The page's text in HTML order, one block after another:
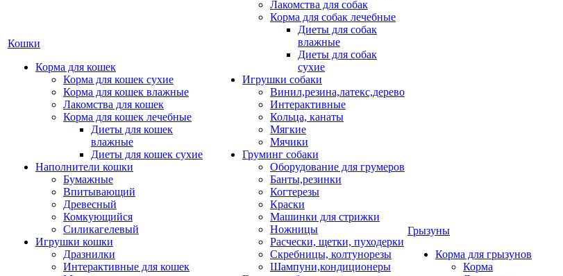
Кошки
Корма для кошек
Корма для кошек сухие
Корма для кошек влажные
Лакомства для кошек
Корма для кошек лечебные
Диеты для кошек
влажные
Диеты для кошек сухие
Наполнители кошки
Бумажные
Впитывающий
Древесный
Комкующийся
Силикагелевый
Игрушки кошки
Дразнилки
Интерактивные для кошек
Лакомства для собак
Корма для собак лечебные
Диеты для собак
влажные
Диеты для собак
сухие
Игрушки собаки
Винил,резина,латекс,дерево
Интерактивные
Кольца, канаты
Мягкие
Мячики
Груминг собаки
Оборудование для грумеров
Банты,резинки
Когтерезы
Краски
Машинки для стрижки
Ножницы
Расчески, щетки, пуходерки
Скребницы, колтунорезы
Шампуни,кондиционеры
Грызуны
Корма для грызунов
Корма